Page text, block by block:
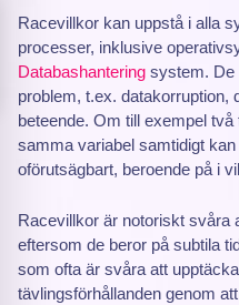
Racevillkor kan uppstå i alla
processer, inklusive
Databashantering system. De
problem, t.ex. datakorruption,
beteende. Om till exempel
samma variabel samtidigt
oförutsägbart, beroende på i
Racevillkor är notoriskt svåra
eftersom de beror på subtila
som ofta är svåra att
tävlingsförhållanden genom